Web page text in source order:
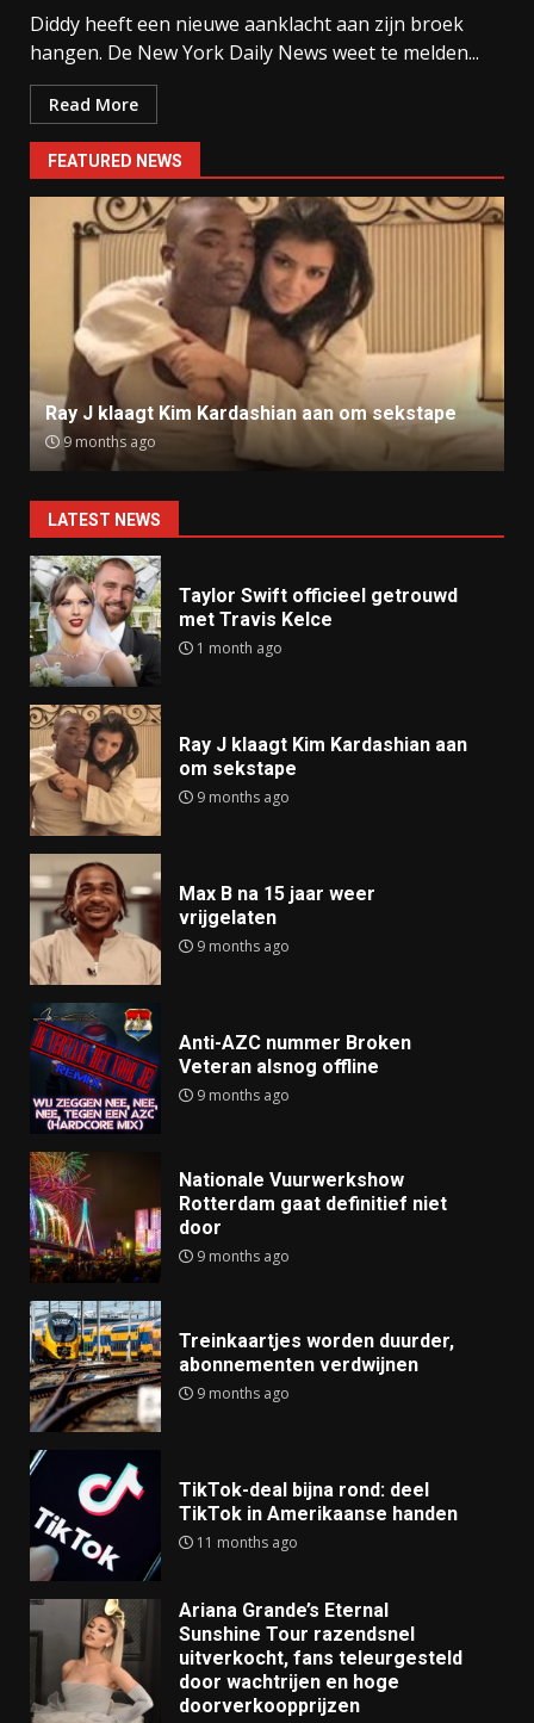
Diddy heeft een nieuwe aanklacht aan zijn broek
hangen. De New York Daily News weet te melden...
Read More
FEATURED NEWS
Ray J klaagt Kim Kardashian aan om sekstape
9 months ago
LATEST NEWS
Taylor Swift officieel getrouwd
met Travis Kelce
1 month ago
Ray J klaagt Kim Kardashian aan
om sekstape
9 months ago
Max B na 15 jaar weer
vrijgelaten
9 months ago
Anti-AZC nummer Broken
Veteran alsnog offline
9 months ago
Nationale Vuurwerkshow
Rotterdam gaat definitief niet
door
9 months ago
Treinkaartjes worden duurder,
abonnementen verdwijnen
9 months ago
TikTok-deal bijna rond: deel
TikTok in Amerikaanse handen
11 months ago
Ariana Grande’s Eternal
Sunshine Tour razendsnel
uitverkocht, fans teleurgesteld
door wachtrijen en hoge
doorverkoopprijzen